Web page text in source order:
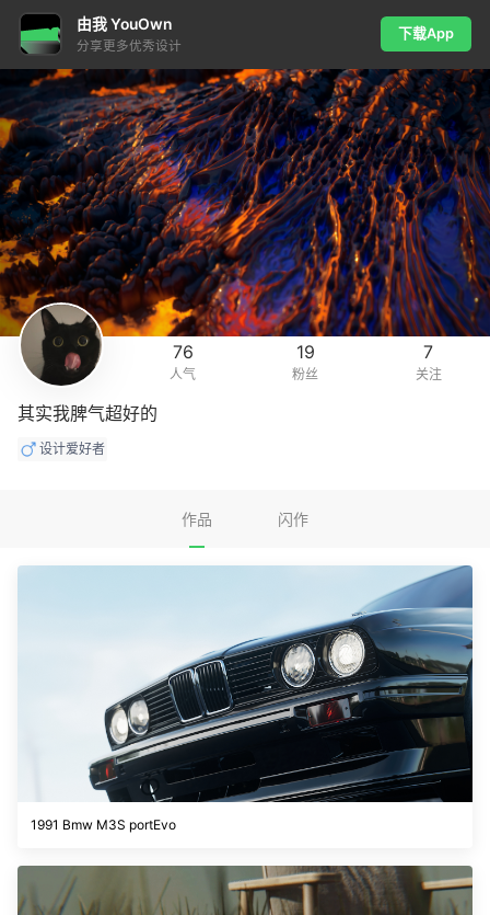
由我 YouOwn
分享更多优秀设计
下载App
76
人气
19
粉丝
7
关注
其实我脾气超好的
设计爱好者
作品 闪作
1991 Bmw M3S portEvo